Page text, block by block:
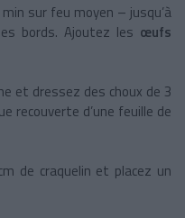
sur feu moyen – jusqu’à
bords. Ajoutez les œufs
et dressez des choux de 3
recouverte d’une feuille de
de craquelin et placez un